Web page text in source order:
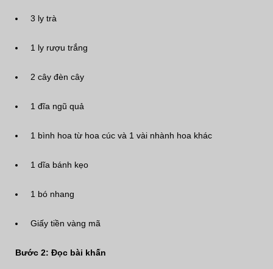
3 ly trà
1 ly rượu trắng
2 cây đèn cây
1 đĩa ngũ quả
1 bình hoa từ hoa cúc và 1 vài nhành hoa khác
1 dĩa bánh kẹo
1 bó nhang
Giấy tiền vàng mã
Bước 2: Đọc bài khấn